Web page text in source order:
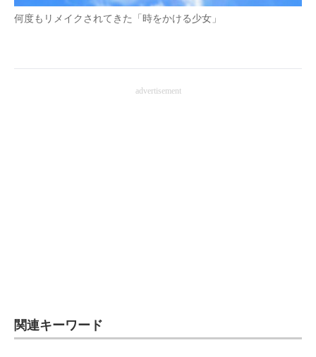
何度もリメイクされてきた「時をかける少女」
advertisement
関連キーワード